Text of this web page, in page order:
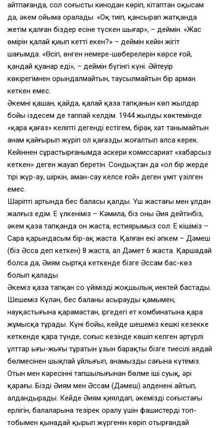
айтпағанда, сол соғысты кинодан көріп, кітаптан оқысам
да, әкем ойыма оралады. «Оқ тиіп, қансырап жатқанда
жетім қалған біздер есіне түскен шығар», – деймін. «Жас
өмірін қалай қиып кетті екен?» – деймін кейін жігіт
шағымда. «Өсіп, өнген немере-шөберелерін көрсе ғой,
қандай қуанар еді», – деймін бүгінгі күні. Әйтеуір
көкірегімнен орындалмайтын, таусылмайтын бір арман
кеткен емес.
Әкемнің қашан, қайда, қалай қаза тапқанын көп жылдар
бойы іздесем де таппай келдім. 1944 жылдың көктемінде
«қара қағаз» келіпті дегенді естігем, бірақ хат танымайтын
анам қайғырып жүріп ол қағазды жоғалтып алса керек.
Кейіннен сұрастырғанымда әскери комиссариат «хабарсыз
кеткен» деген жауап беретін. Сондықтан да «ол бір жерде
тірі жүр-ау, шіркін, аман-сау келсе ғой» деген үміт үзілген
емес.
Шәріптің артында бес баласы қалды. Үш жастағы мен ұлдан
жалғыз едім. Ең үлкеніміз – Кәмила, біз оны Әия дейтінбіз,
әкем қаза тапқанда он жаста, естиярымыз сол. Ең кішіміз –
Сара қарындасым бір-ақ жаста. Қалған екі әпкем – Дәмеш
(біз Әсса деп кеткен) 8 жаста, ал Дәмет 6 жаста. Қаршадай
болса да, Әиям сыртқа кеткенде бізге Әссам бас-көз
болып қалады.
Әкеміз қаза тапқан соң үйімізді жоқшылық иектей бастады.
Шешеміз Күлән, бес баланы асыраудың қамымен,
науқастығына қарамастан, іргедегі ет комбинатына қара
жұмысқа тұрады. Күні бойы, кейде шешеміз кешкі кезекке
кеткенде қара түнде, соғыс кезінде көшіп келген әртүрлі
ұлттар ығы-жығы тұратын ұзын барақтың бізге тиесілі аядай
бөлмесінен шықпай ұйлығып, анамызды сағына күтеміз.
Отын мен кәресіннің тапшылығынан бөлме іші суық, әрі
қараңғы. Бізді Әиям мен Әссам (Дәмеш) әлденені айтып,
алдандырады. Кейде Әиям қиялдап, әкеміздің соғыстағы
ерлігін, балаларына тезірек оралу үшін фашистерді топ-
тобымен қынадай қырып жүргенін көріп отырғандай